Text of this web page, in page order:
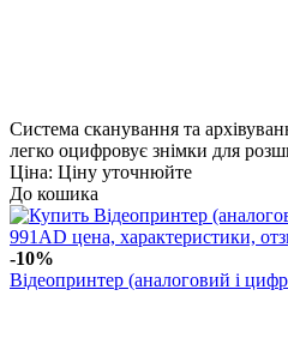
Система сканування та
легко оцифровує знімки для
Ціна: Ціну уточнюйте
До кошика
-10%
Відеопринтер (аналоговий і